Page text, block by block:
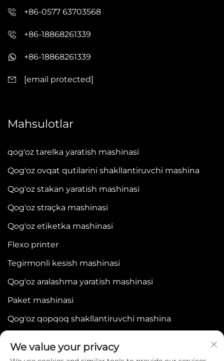
+86-0577 63703568
+86-18868261339
+86-18868261339
[email protected]
Mahsulotlar
qog'oz tarelka yaratish mashinasi
Qog'oz ovqat qutilarini shakllantiruvchi mashina
Qog'oz stakan yaratish mashinasi
Qog'oz straçka mashinasi
Qog'oz etiketka mashinasi
Flexo printer
Tegirmonli kesish mashinasi
Qog'oz aralashma yaratish mashinasi
Paket mashinasi
Qog'oz qopqoq shakllantiruvchi mashina
We value your privacy